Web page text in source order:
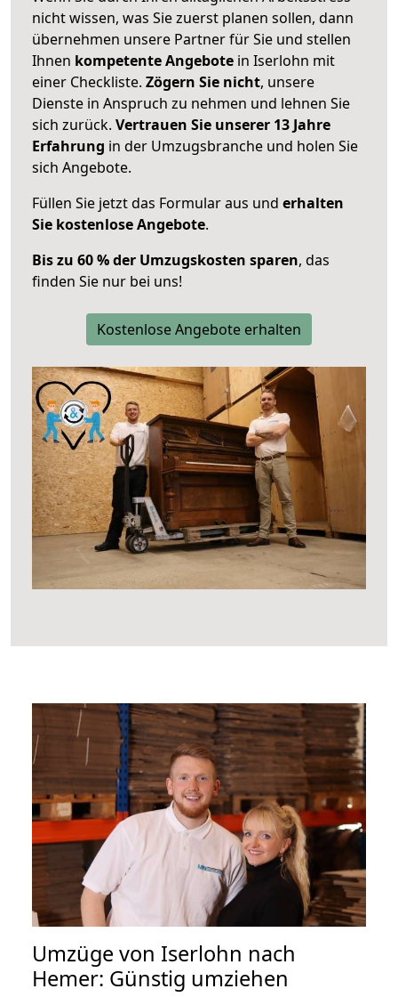
nicht wissen, was Sie zuerst planen sollen, dann
übernehmen unsere Partner für Sie und stellen
Ihnen kompetente Angebote in Iserlohn mit
einer Checkliste. Zögern Sie nicht, unsere
Dienste in Anspruch zu nehmen und lehnen Sie
sich zurück. Vertrauen Sie unserer 13 Jahre
Erfahrung in der Umzugsbranche und holen Sie
sich Angebote.
Füllen Sie jetzt das Formular aus und erhalten
Sie kostenlose Angebote.
Bis zu 60 % der Umzugskosten sparen, das
finden Sie nur bei uns!
Kostenlose Angebote erhalten
Umzüge von Iserlohn nach
Hemer: Günstig umziehen